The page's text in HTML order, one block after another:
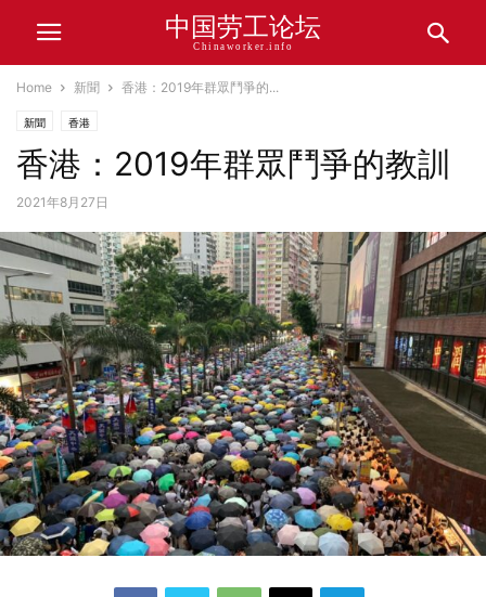
中国劳工论坛
Chinaworker.info
Home 新聞 香港：2019年群眾鬥爭的...
新聞 香港
香港：2019年群眾鬥爭的教訓
2021年8月27日